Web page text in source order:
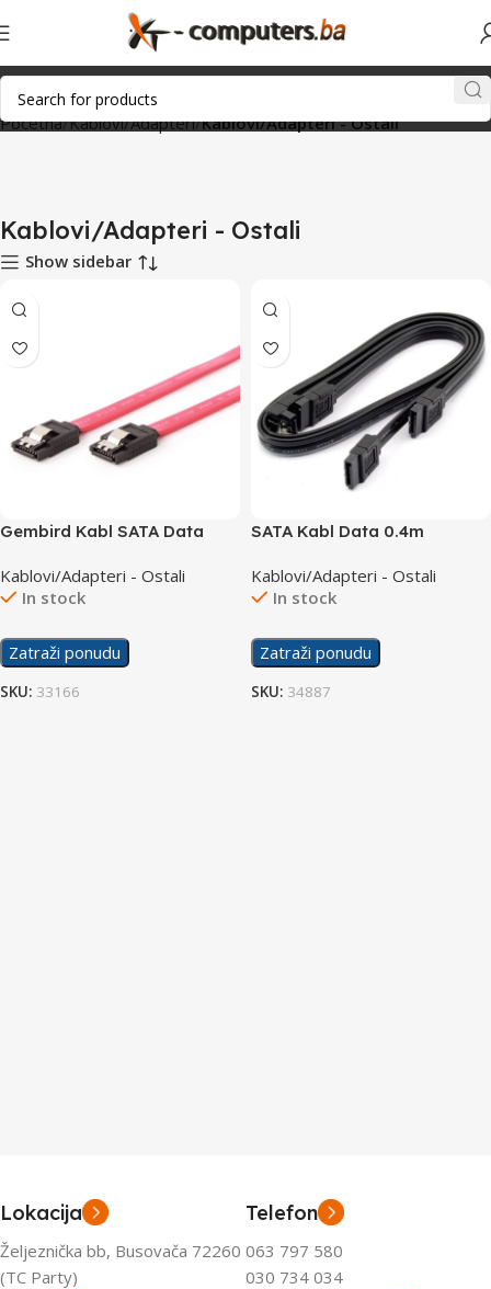
Početna Kablovi/Adapteri Kablovi/Adapteri - Ostali
Kablovi/Adapteri - Ostali
Show sidebar
Gembird Kabl SATA Data
Kablovi/Adapteri - Ostali
In stock
Zatraži ponudu
SKU: 33166
SATA Kabl Data 0.4m
Kablovi/Adapteri - Ostali
In stock
Zatraži ponudu
SKU: 34887
Lokacija
Željeznička bb, Busovača 72260
(TC Party)
Telefon
063 797 580
030 734 034